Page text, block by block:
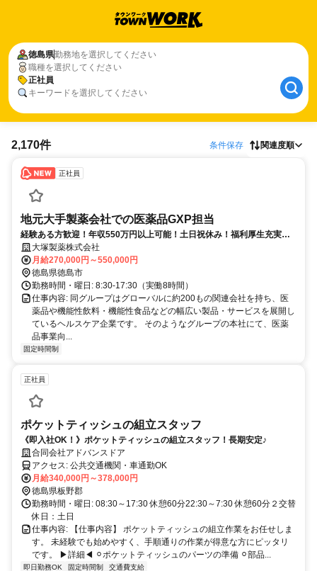
徳島県勤務地を選択してください
職種を選択してください
正社員
キーワードを選択してください
2,170件 条件保存 関連度順
正社員
地元大手製薬会社での医薬品GXP担当
経験ある方歓迎！年収550万円以上可能！土日祝休み！福利厚生充実！
専門性のスキルを高めることができる！
大塚製薬株式会社
月給270,000円～550,000円
徳島県徳島市
勤務時間・曜日: 8:30-17:30（実働8時間）
仕事内容: 同グループはグローバルに約200もの関連会社を持ち、医
薬品や機能性飲料・機能性食品などの幅広い製品・サービスを展開し
ているヘルスケア企業です。 そのようなグループの本社にて、医薬
品事業向...
固定時間制
正社員
ポケットティッシュの組立スタッフ
《即入社OK！》ポケットティッシュの組立スタッフ！長期安定♪
合同会社アドバンスドア
アクセス: 公共交通機関・車通勤OK
月給340,000円～378,000円
徳島県板野郡
勤務時間・曜日: 08:30～17:30 休憩60分22:30～7:30 休憩60分２交替
休日：土日
仕事内容: 【仕事内容】 ポケットティッシュの組立作業をお任せしま
す。 未経験でも始めやすく、手順通りの作業が得意な方にピッタリ
です。 ▶詳細◀︎ ⚪︎ポケットティッシュのパーツの準備 ⚪︎部品...
即日勤務OK 固定時間制 交通費支給